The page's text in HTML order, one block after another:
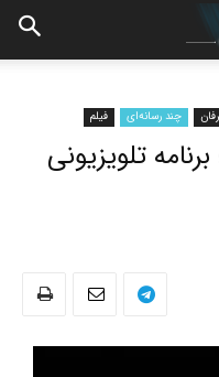
چند رسانه‌ای فیلم
تلویزیونی